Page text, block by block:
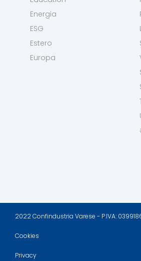
Energia
ESG
Estero
Europa
2022 Confindustria Varese - P.IVA:
Cookies
Privacy